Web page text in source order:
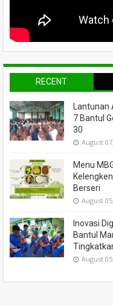
RECENT
7 Bantul
30
August
Menu
Berseri
August
Inovasi
Bantul
August